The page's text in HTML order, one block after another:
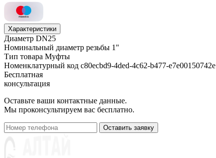
Характеристики
Диаметр DN25
Номинальный диаметр резьбы 1"
Тип товара Муфты
Номенклатурный код c80ecbd9-4ded-4c62-b477-e7e00150742e
Бесплатная
консультация
Оставьте ваши контактные данные.
Мы проконсультируем вас бесплатно.
Оставить заявку